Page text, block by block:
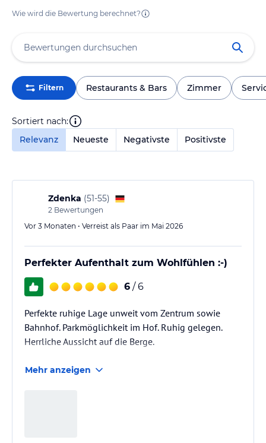
Wie wird die Bewertung berechnet?
Filtern Restaurants & Bars Zimmer
Sortiert nach:
Relevanz
Neueste Negativste Positivste
Zdenka (51-55)
2 Bewertungen
Vor 3 Monaten • Verreist als Paar im Mai 2026
Perfekter Aufenthalt zum Wohlfühlen :-)
6 / 6
Perfekte ruhige Lage unweit vom Zentrum sowie
Bahnhof. Parkmöglichkeit im Hof. Ruhig gelegen.
Herrliche Aussicht auf die Berge.
Mehr anzeigen